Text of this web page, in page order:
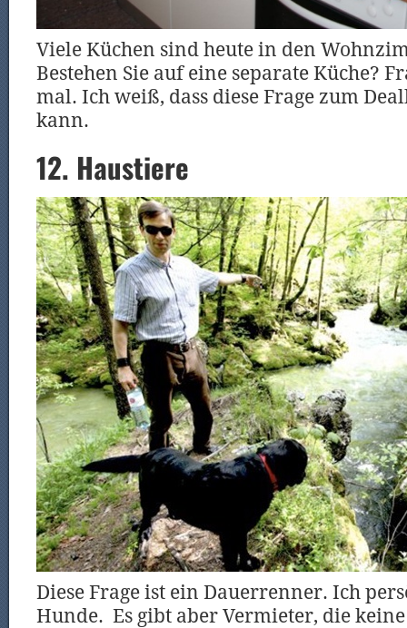
Viele Küchen sind heute in den
Bestehen Sie auf eine separate Küche?
mal. Ich weiß, dass diese Frage zum
kann.
12. Haustiere
Diese Frage ist ein Dauerrenner. Ich
Hunde. Es gibt aber Vermieter, die